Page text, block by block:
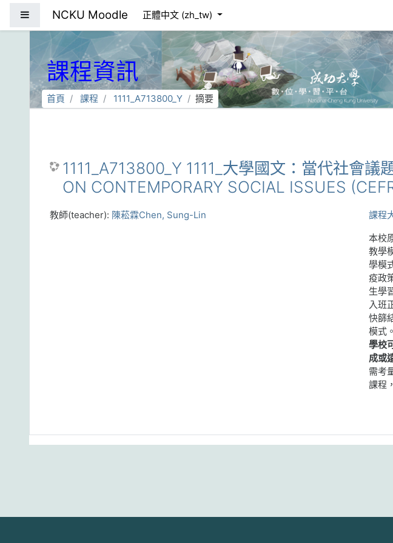
NCKU Moodle 正體中文 ‎(zh_tw)‎
課程資訊
首頁 課程 1111_A713800_Y 摘要
1111_A713800_Y 1111_大學國文：當代社會
ON CONTEMPORARY SOCIAL ISSUES
課程
本校
教學
學模
疫政
生學
入班
快篩
模式。
學校
成或
需考
課程
教師(teacher): 陳菘霖Chen, Sung-Lin